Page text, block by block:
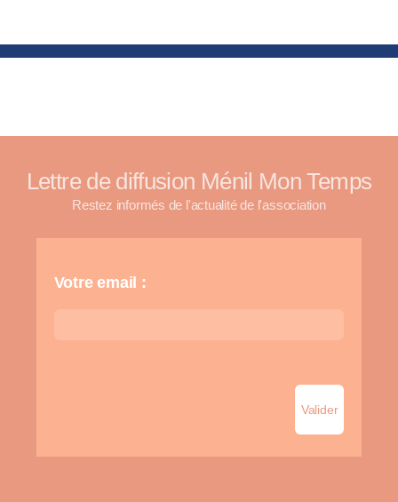
Lettre de diffusion Ménil Mon Temps
Restez informés de l'actualité de l'association
Votre email :